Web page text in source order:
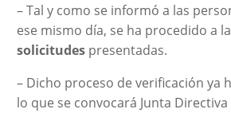
– Tal y como se informó a las
ese mismo día, se ha procedido a la
solicitudespresentadas.
– Dicho proceso de verificación ya
lo que se convocará Junta